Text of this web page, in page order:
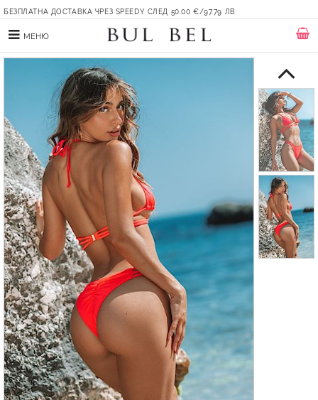
БЕЗПЛАТНА ДОСТАВКА ЧРЕЗ SPEEDY СЛЕД 50.00 €/97.79 ЛВ.
МЕНЮ